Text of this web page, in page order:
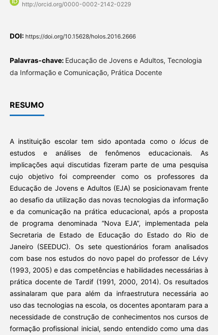
http://orcid.org/0000-0002-2142-0229
DOI: https://doi.org/10.15628/holos.2016.2666
Palavras-chave: Educação de Jovens e Adultos, Tecnologia
da Informação e Comunicação, Prática Docente
RESUMO
A instituição escolar tem sido apontada como o lócusde
estudos e análises de fenômenos educacionais. As
implicações aqui discutidas fizeram parte de uma pesquisa
cujo objetivo foi compreender como os professores da
Educação de Jovens e Adultos (EJA) se posicionavam frente
ao desafio da utilização das novas tecnologias da informação
e da comunicação na prática educacional, após a proposta
de programa denominada “Nova EJA”, implementada pela
Secretaria de Estado de Educação do Estado do Rio de
Janeiro (SEEDUC). Os sete questionários foram analisados
com base nos estudos do novo papel do professor de Lévy
(1993, 2005) e das competências e habilidades necessárias à
prática docente de Tardif (1991, 2000, 2014). Os resultados
assinalaram que para além da infraestrutura necessária ao
uso das tecnologias na escola, os docentes apontaram para a
necessidade de construção de conhecimentos nos cursos de
formação profissional inicial, sendo entendido como uma das